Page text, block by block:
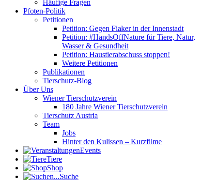
Häufige Fragen
Pfoten-Politik
Petitionen
Petition: Gegen Fiaker in der Innenstadt
Petition: #HandsOffNature für Tiere, Natur,
Wasser & Gesundheit
Petition: Haustierabschuss stoppen!
Weitere Petitionen
Publikationen
Tierschutz-Blog
Über Uns
Wiener Tierschutzverein
180 Jahre Wiener Tierschutzverein
Tierschutz Austria
Team
Jobs
Hinter den Kulissen – Kurzfilme
Events
Tiere
Shop
Suche